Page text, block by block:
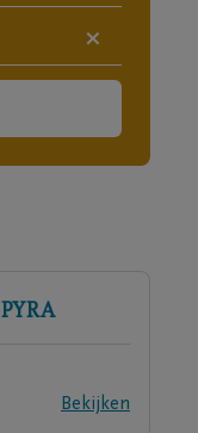
×
PYRA
Bekijken